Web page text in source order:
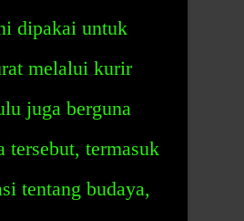
dipakai untuk
melalui kurir
juga berguna
tersebut, termasuk
tentang budaya,